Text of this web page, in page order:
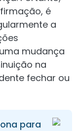
é
a
mudança
na
fechar ou
para